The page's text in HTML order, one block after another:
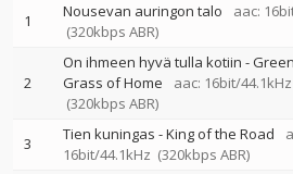
1 Nousevan auringon talo
aac:
(320kbps ABR)
2
On ihmeen hyvä tulla kotiin -
Grass of Home
aac: 16bit/44.1kHz
(320kbps ABR)
3 Tien kuningas - King of the Road
16bit/44.1kHz (320kbps ABR)